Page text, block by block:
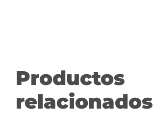
Productos
relacionados